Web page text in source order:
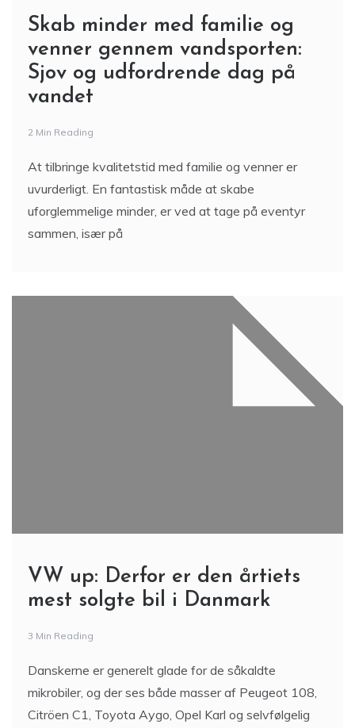
Skab minder med familie og
venner gennem vandsporten:
Sjov og udfordrende dag på
vandet
2 Min Reading
At tilbringe kvalitetstid med familie og venner er
uvurderligt. En fantastisk måde at skabe
uforglemmelige minder, er ved at tage på eventyr
sammen, især på
VW up: Derfor er den årtiets
mest solgte bil i Danmark
3 Min Reading
Danskerne er generelt glade for de såkaldte
mikrobiler, og der ses både masser af Peugeot 108,
Citröen C1, Toyota Aygo, Opel Karl og selvfølgelig